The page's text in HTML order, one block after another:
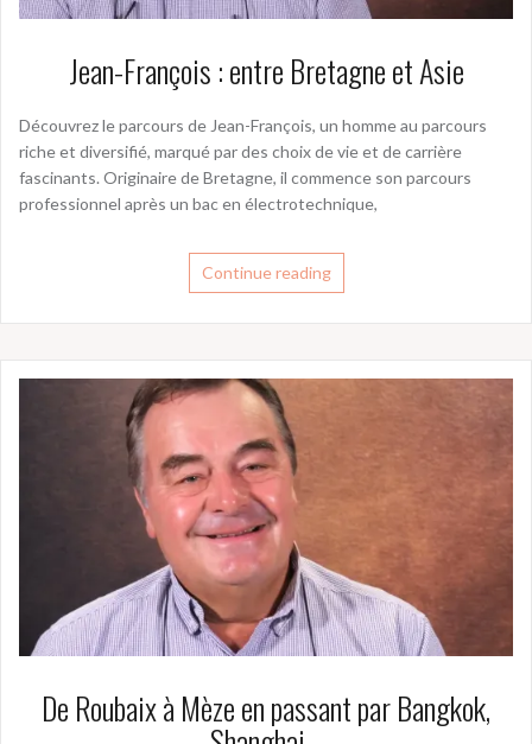
Jean-François : entre Bretagne et Asie
Découvrez le parcours de Jean-François, un homme au parcours
riche et diversifié, marqué par des choix de vie et de carrière
fascinants. Originaire de Bretagne, il commence son parcours
professionnel après un bac en électrotechnique,
Continue reading
De Roubaix à Mèze en passant par Bangkok,